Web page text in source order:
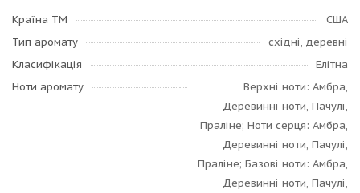
Країна ТМ
США
Тип аромату
східні, деревні
Класифікація
Елітна
Ноти аромату
Верхні ноти: Амбра,
Деревинні ноти, Пачулі,
Праліне; Ноти серця: Амбра,
Деревинні ноти, Пачулі,
Праліне; Базові ноти: Амбра,
Деревинні ноти, Пачулі,